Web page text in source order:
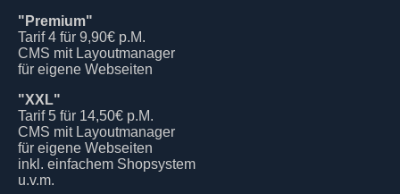
"Premium"
Tarif 4 für 9,90€ p.M.
CMS mit Layoutmanager
für eigene Webseiten
"XXL"
Tarif 5 für 14,50€ p.M.
CMS mit Layoutmanager
für eigene Webseiten
inkl. einfachem Shopsystem
u.v.m.